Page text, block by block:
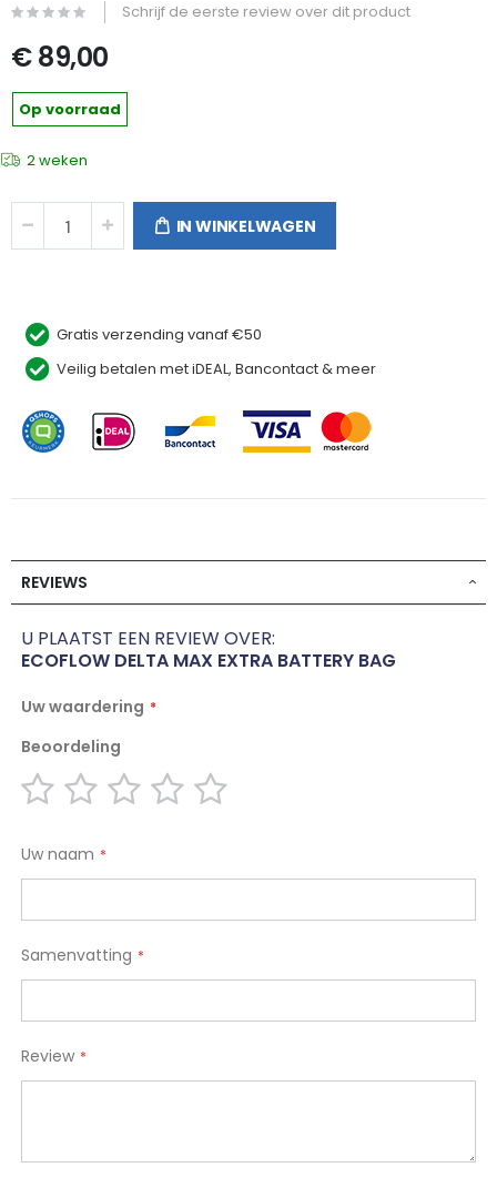
afbeeldingen-
gallerij
Schrijf de eerste review over dit product
€ 89,00
Op voorraad
2 weken
IN WINKELWAGEN
Gratis verzending vanaf €50
Veilig betalen met iDEAL, Bancontact & meer
REVIEWS
U PLAATST EEN REVIEW OVER:
ECOFLOW DELTA MAX EXTRA BATTERY BAG
Uw waardering
Beoordeling
star
stars
stars
stars
stars
Uw naam
Samenvatting
Review